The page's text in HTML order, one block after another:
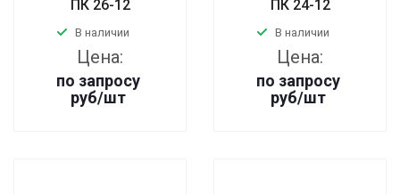
ПК 26-12
В наличии
Цена:
по запросу
руб/шт
ПК 24-12
В наличии
Цена:
по запросу
руб/шт